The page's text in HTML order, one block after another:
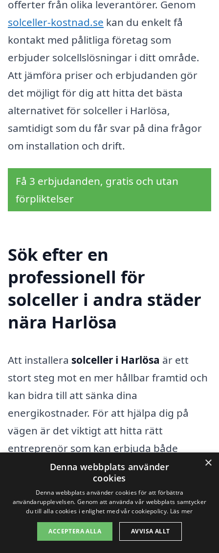
offerter från olika leverantörer. Genom
solceller-kostnad.se kan du enkelt få
kontakt med pålitliga företag som
erbjuder solcellslösningar i ditt område.
Att jämföra priser och erbjudanden gör
det möjligt för dig att hitta det bästa
alternativet för solceller i Harlösa,
samtidigt som du får svar på dina frågor
om installation och drift.
Få 3 erbjudanden, gratis och utan
förpliktelser
Sök efter en
professionell för
solceller i andra städer
nära Harlösa
Att installera solceller i Harlösa är ett
stort steg mot en mer hållbar framtid och
kan bidra till att sänka dina
energikostnader. För att hjälpa dig på
vägen är det viktigt att hitta rätt
entreprenör som kan erbjuda både
kompetens och bra priser. Det finns flera
städer i närheten av Harlösa där du kan
hitta professionella företag inom
solenergi. Genom att anlita en lokal
expert kan du få en skräddarsydd lösning
×
Denna webbplats använder
cookies
Denna webbplats använder cookies för att förbättra
användarupplevelsen. Genom att använda vår webbplats samtycker
du till alla cookies i enlighet med vår cookiepolicy. Läs mer
ACCEPTERA ALLA AVVISA ALLT